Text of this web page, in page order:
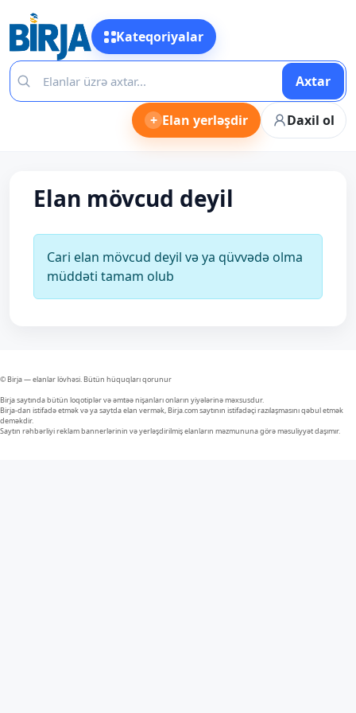
Kateqoriyalar
Axtar
+ Elan yerləşdir Daxil ol
Elan mövcud deyil
Cari elan mövcud deyil və ya qüvvədə olma
müddəti tamam olub
© Birja — elanlar lövhəsi. Bütün hüquqları qorunur
Birja saytında bütün loqotiplər və əmtəə nişanları onların yiyələrinə məxsusdur.
Birja-dan istifadə etmək və ya saytda elan vermək, Birja.com saytının istifadəçi razılaşmasını qəbul etmək
deməkdir.
Saytın rəhbərliyi reklam bannerlərinin və yerləşdirilmiş elanların məzmununa görə məsuliyyət daşımır.